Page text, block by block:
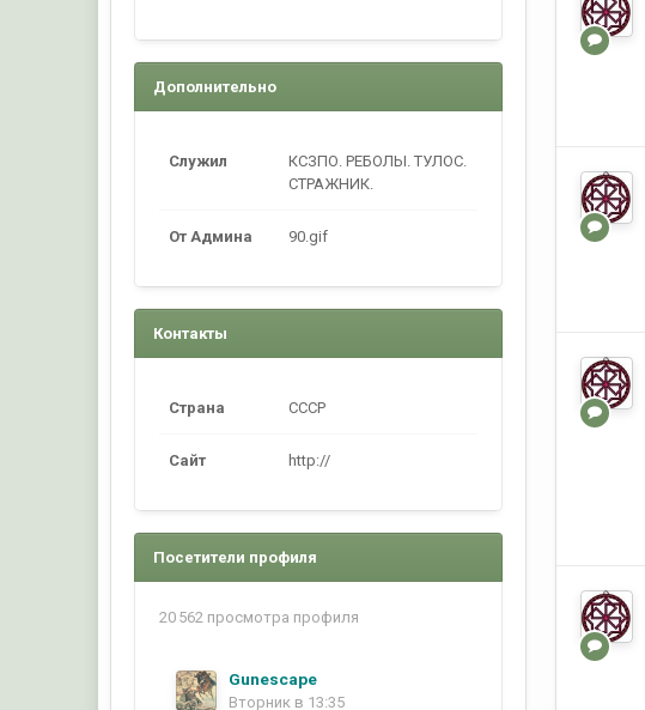
Дополнительно
Служил
КСЗПО. РЕБОЛЫ. ТУЛОС.
СТРАЖНИК.
От Админа 90.gif
Контакты
Страна CCCP
Сайт http://
Посетители профиля
20 562 просмотра профиля
Gunescape
Вторник в 13:35